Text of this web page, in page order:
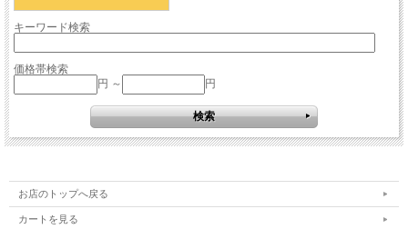
キーワード検索
価格帯検索
円 ～
円
お店のトップへ戻る
カートを見る